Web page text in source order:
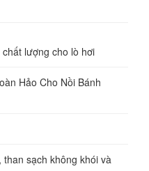
lượng cho lò hơi
Hảo Cho Nồi Bánh
sạch không khói và